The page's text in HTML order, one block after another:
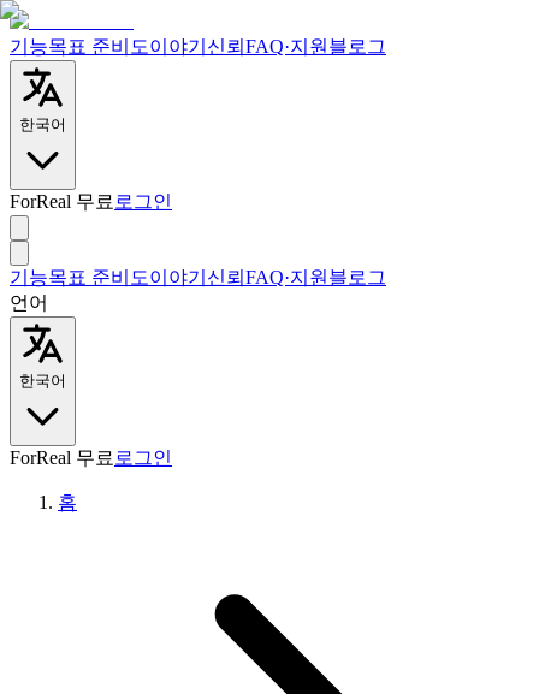
기능목표 준비도이야기 신뢰 FAQ·지원 블로그
한국어
ForReal 무료 로그인
기능목표 준비도이야기 신뢰 FAQ·지원 블로그
언어
한국어
ForReal 무료 로그인
홈